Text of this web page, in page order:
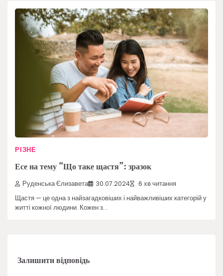
РІЗНЕ
Есе на тему “Що таке щастя”: зразок
Руденська Єлизавета 30.07.2024 6 хв читання
Щастя — це одна з найзагадковіших і найважливіших категорій у
житті кожної людини. Кожен з…
Залишити відповідь